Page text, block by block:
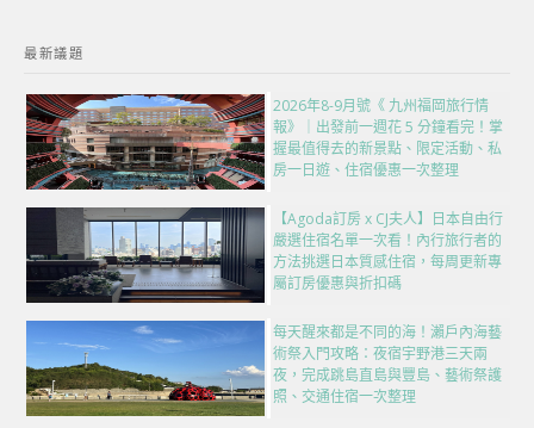
最新議題
2026年8-9月號《 九州福岡旅行情
報》｜出發前一週花 5 分鐘看完！掌
握最值得去的新景點、限定活動、私
房一日遊、住宿優惠一次整理
【Agoda訂房 x CJ夫人】日本自由行
嚴選住宿名單一次看！內行旅行者的
方法挑選日本質感住宿，每周更新專
屬訂房優惠與折扣碼
每天醒來都是不同的海！瀨戶內海藝
術祭入門攻略：夜宿宇野港三天兩
夜，完成跳島直島與豐島、藝術祭護
照、交通住宿一次整理